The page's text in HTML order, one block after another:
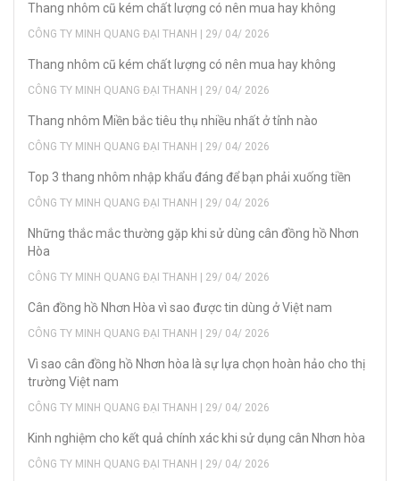
Thang nhôm cũ kém chất lượng có nên mua hay không
CÔNG TY MINH QUANG ĐẠI THANH | 29/ 04/ 2026
Thang nhôm cũ kém chất lượng có nên mua hay không
CÔNG TY MINH QUANG ĐẠI THANH | 29/ 04/ 2026
Thang nhôm Miền bắc tiêu thụ nhiều nhất ở tỉnh nào
CÔNG TY MINH QUANG ĐẠI THANH | 29/ 04/ 2026
Top 3 thang nhôm nhập khẩu đáng để bạn phải xuống tiền
CÔNG TY MINH QUANG ĐẠI THANH | 29/ 04/ 2026
Những thắc mắc thường gặp khi sử dùng cân đồng hồ Nhơn
Hòa
CÔNG TY MINH QUANG ĐẠI THANH | 29/ 04/ 2026
Cân đồng hồ Nhơn Hòa vì sao được tin dùng ở Việt nam
CÔNG TY MINH QUANG ĐẠI THANH | 29/ 04/ 2026
Vì sao cân đồng hồ Nhơn hòa là sự lựa chọn hoàn hảo cho thị
trường Việt nam
CÔNG TY MINH QUANG ĐẠI THANH | 29/ 04/ 2026
Kinh nghiệm cho kết quả chính xác khi sử dụng cân Nhơn hòa
CÔNG TY MINH QUANG ĐẠI THANH | 29/ 04/ 2026